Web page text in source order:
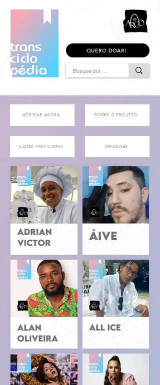
QUERO DOAR!
ACESSAR AGORA SOBRE O PROJETO
COMO PARTICIPAR? IMPRENSA